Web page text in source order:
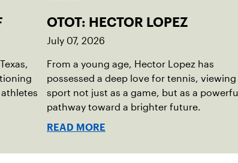
OTOT: HECTOR LOPEZ
July 07, 2026
From a young age, Hector Lopez has
possessed a deep love for tennis,
sport not just as a game, but as a powerful
pathway toward a brighter future.
READ MORE